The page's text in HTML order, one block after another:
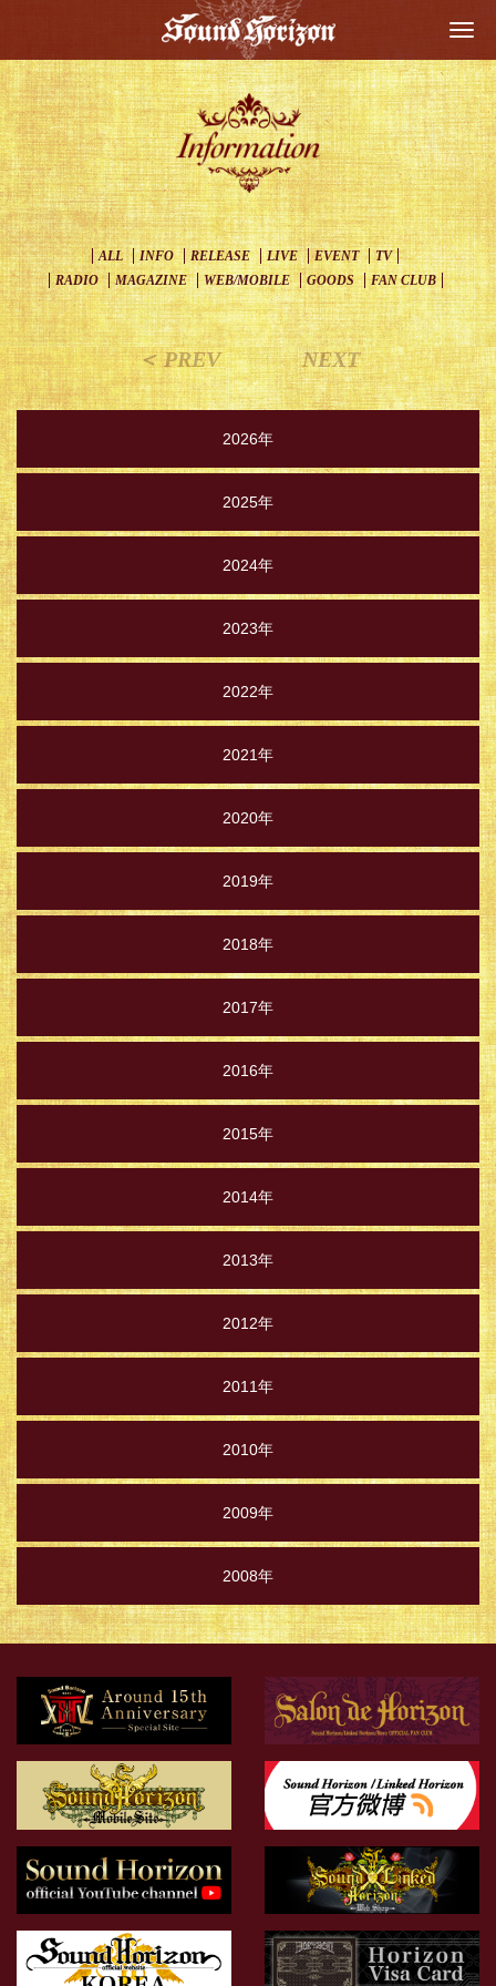
ALL INFO RELEASE LIVE EVENT
TV
RADIO
MAGAZINE WEB/MOBILE GOODS FAN CLUB
＜ PREV NEXT
2026年
2025年
2024年
2023年
2022年
2021年
2020年
2019年
2018年
2017年
2016年
2015年
2014年
2013年
2012年
2011年
2010年
2009年
2008年